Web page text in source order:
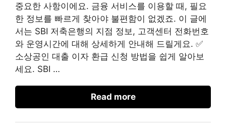
중요한 사항이에요. 금융 서비스를 이용할 때, 필요
한 정보를 빠르게 찾아야 불편함이 없겠죠. 이 글에
서는 SBI 저축은행의 지점 정보, 고객센터 전화번호
와 운영시간에 대해 상세하게 안내해 드릴게요. ✅
소상공인 대출 이자 환급 신청 방법을 쉽게 알아보
세요. SBI …
Read more